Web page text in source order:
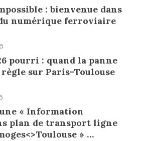
: bienvenue dans
numérique ferroviaire
pourri : quand la panne
sur Paris-Toulouse
« Information
plan de transport ligne
» …